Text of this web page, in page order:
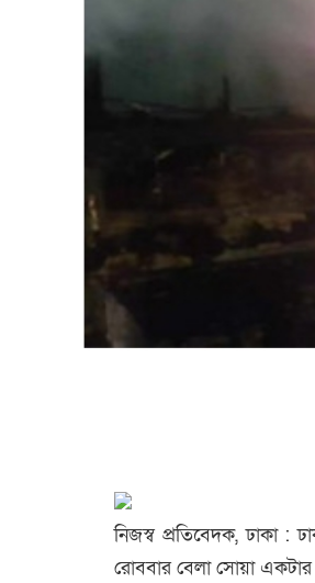
নিজস্ব প্রতিবেদক, ঢাকা :
রোববার বেলা সোয়া একটার